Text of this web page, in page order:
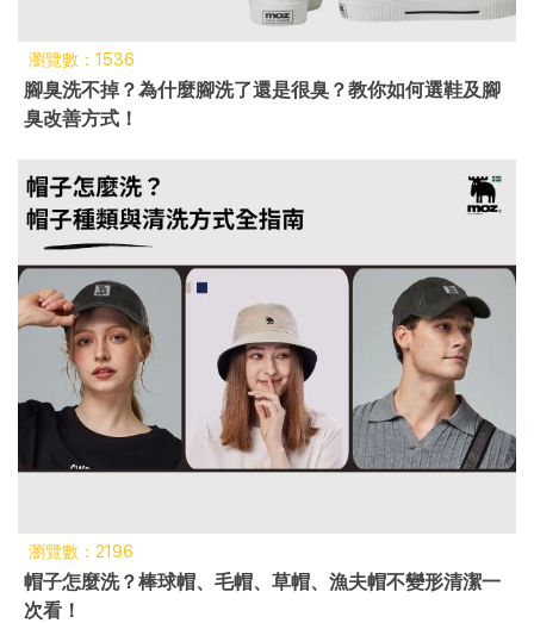
瀏覽數：1536
腳臭洗不掉？為什麼腳洗了還是很臭？教你如何選鞋及腳
臭改善方式！
瀏覽數：2196
帽子怎麼洗？棒球帽、毛帽、草帽、漁夫帽不變形清潔一
次看！